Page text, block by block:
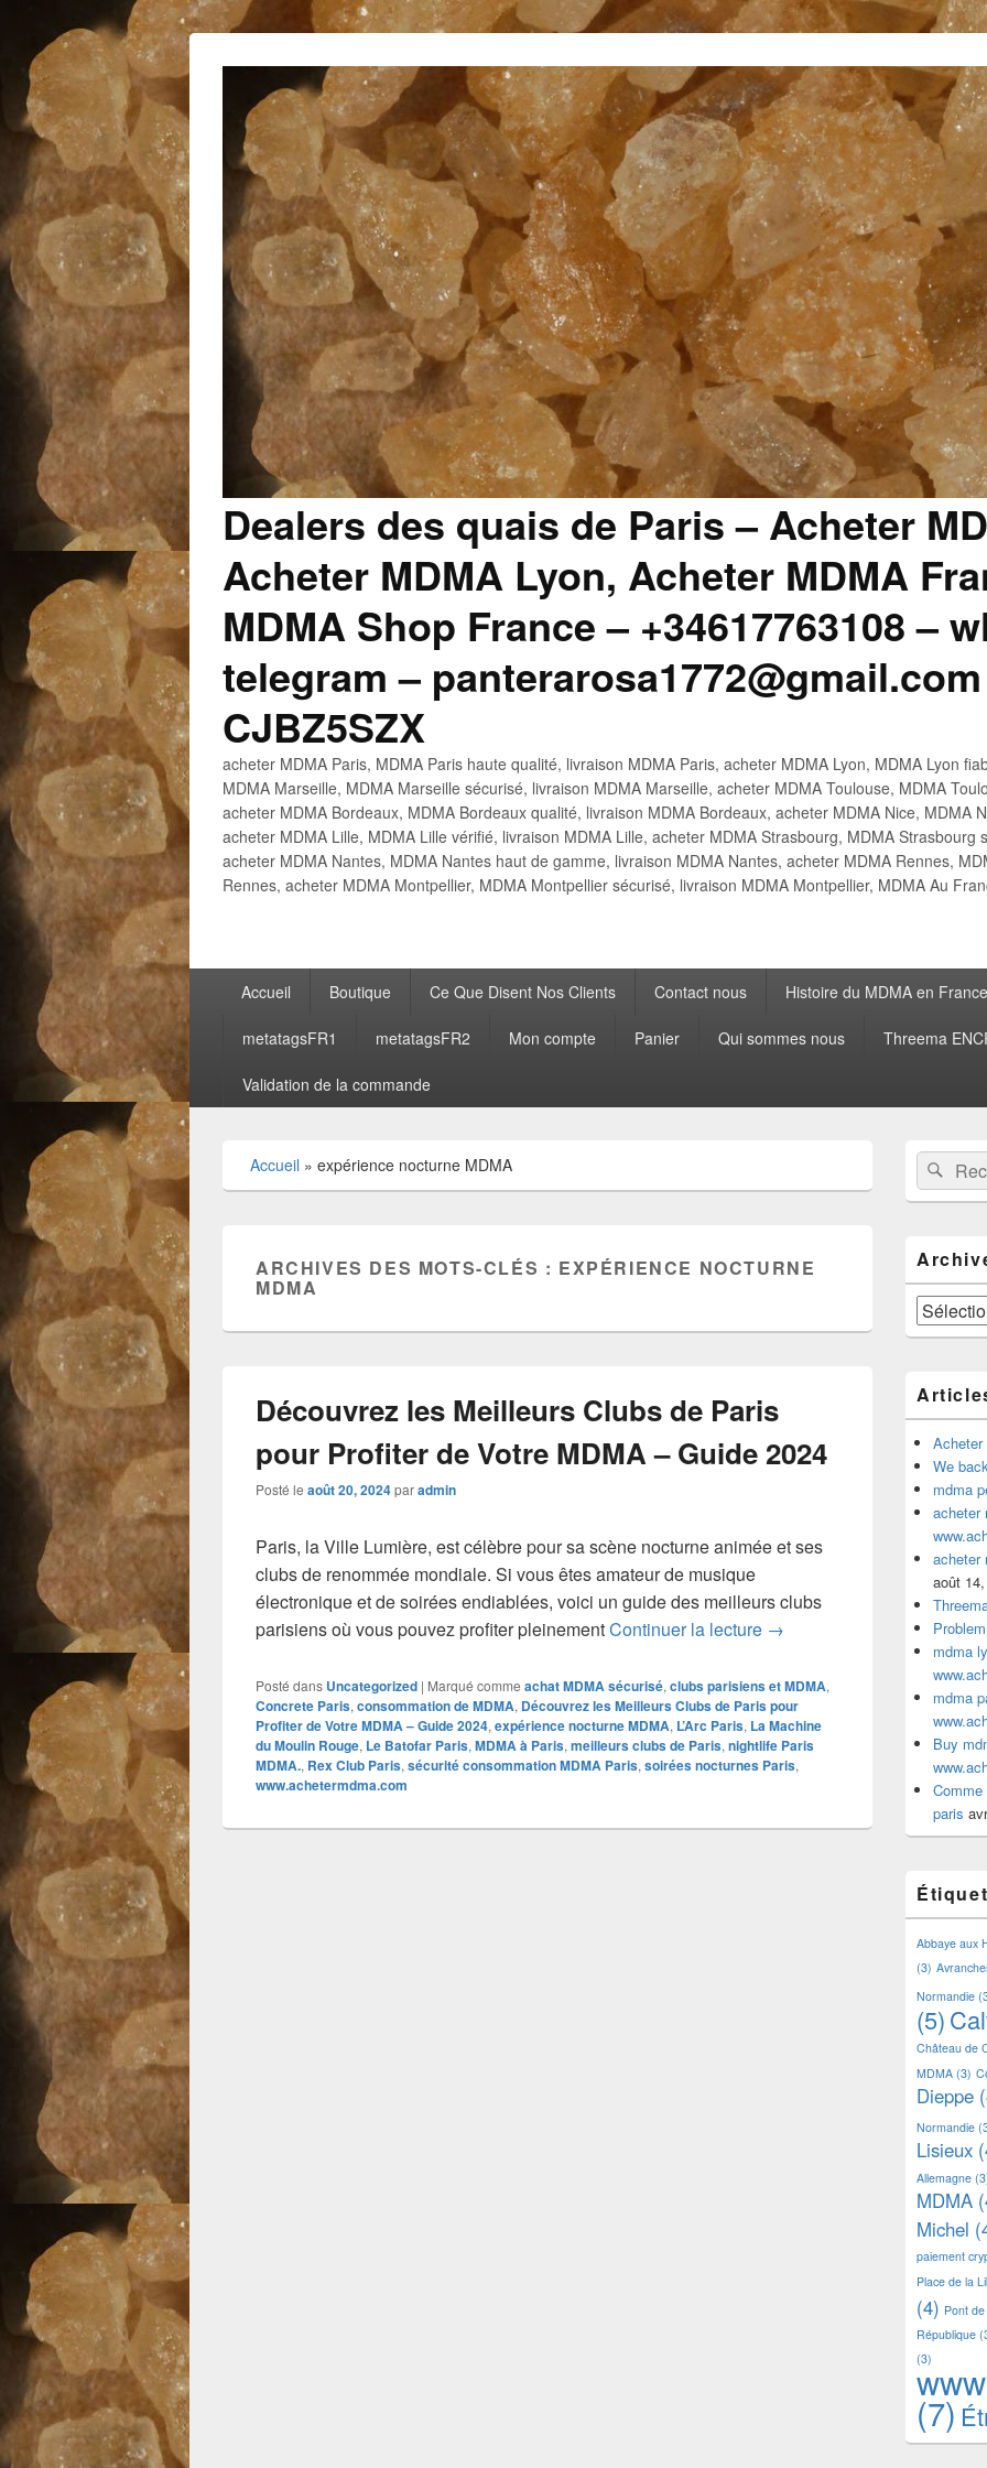
Dealers des quais de Paris – Acheter
Acheter MDMA Lyon, Acheter MDMA
MDMA Shop France – +34617763108 –
telegram –
CJBZ5SZX
acheter MDMA Paris, MDMA Paris haute qualité, livraison MDMA Paris, acheter MDMA Lyon, MDMA Lyon
MDMA Marseille, MDMA Marseille sécurisé, livraison MDMA Marseille, acheter MDMA Toulouse, MDMA
acheter MDMA Bordeaux, MDMA Bordeaux qualité, livraison MDMA Bordeaux, acheter MDMA Nice, MDMA
acheter MDMA Lille, MDMA Lille vérifié, livraison MDMA Lille, acheter MDMA Strasbourg, MDMA Strasbourg
acheter MDMA Nantes, MDMA Nantes haut de gamme, livraison MDMA Nantes, acheter MDMA Rennes,
Rennes, acheter MDMA Montpellier, MDMA Montpellier sécurisé, livraison MDMA Montpellier, MDMA Au
Menu
principalAccueil Boutique Ce Que Disent Nos Clients Contact nous Histoire du MDMA en France
metatagsFR1 metatagsFR2 Mon compte Panier Qui sommes nous Threema
Validation de la commande
Accueil » expérience nocturne MDMA
ARCHIVES DES MOTS-CLÉS : EXPÉRIENCE NOCTURNE
MDMA
Découvrez les Meilleurs Clubs de Paris
pour Profiter de Votre MDMA – Guide 2024
Posté le août 20, 2024paradmin
Paris, la Ville Lumière, est célèbre pour sa scène nocturne animée et ses
clubs de renommée mondiale. Si vous êtes amateur de musique
électronique et de soirées endiablées, voici un guide des meilleurs clubs
parisiens où vous pouvez profiter pleinementContinuer la lecture Découvrez les Meilleurs
→
Posté dans Uncategorized | Marqué comme achat MDMA sécurisé, clubs parisiens et MDMA,
Concrete Paris, consommation de MDMA, Découvrez les Meilleurs Clubs de Paris pour
Profiter de Votre MDMA – Guide 2024, expérience nocturne MDMA, L’Arc Paris, La Machine
du Moulin Rouge, Le Batofar Paris, MDMA à Paris, meilleurs clubs de Paris, nightlife Paris
MDMA., Rex Club Paris, sécurité consommation MDMA Paris, soirées nocturnes Paris,
www.achetermdma.com
Zone
principale
de
widget
barre
latérale
Recherche
Archives
Acheter
We
mdma
acheter
acheter
août
mdma
mdma
Buy
paris
Abbaye aux
(3)
Normandie
(5)
Château de
MDMA (3)
Dieppe
Normandie
Lisieux
Allemagne
MDMA
Michel
paiement
Place de la
(4) Pont
République
(3)
(7)